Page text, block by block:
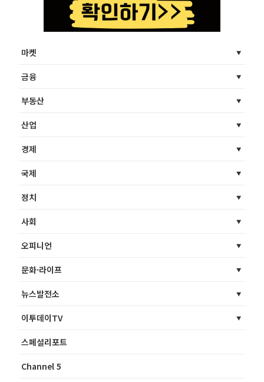
마켓
금융
부동산
산업
경제
국제
정치
사회
오피니언
문화·라이프
뉴스발전소
이투데이TV
스페셜리포트
Channel 5